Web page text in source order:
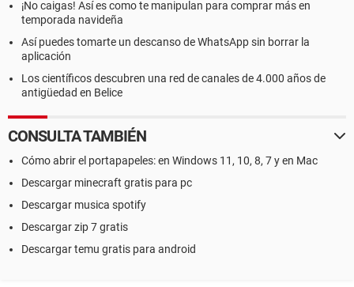
¡No caigas! Así es como te manipulan para comprar más en
temporada navideña
Así puedes tomarte un descanso de WhatsApp sin borrar la
aplicación
Los científicos descubren una red de canales de 4.000 años de
antigüedad en Belice
CONSULTA TAMBIÉN
Cómo abrir el portapapeles: en Windows 11, 10, 8, 7 y en Mac
Descargar minecraft gratis para pc
Descargar musica spotify
Descargar zip 7 gratis
Descargar temu gratis para android